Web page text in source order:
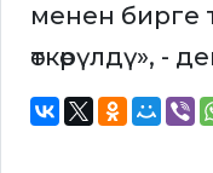
менен бирге
өткөрүлдү», -